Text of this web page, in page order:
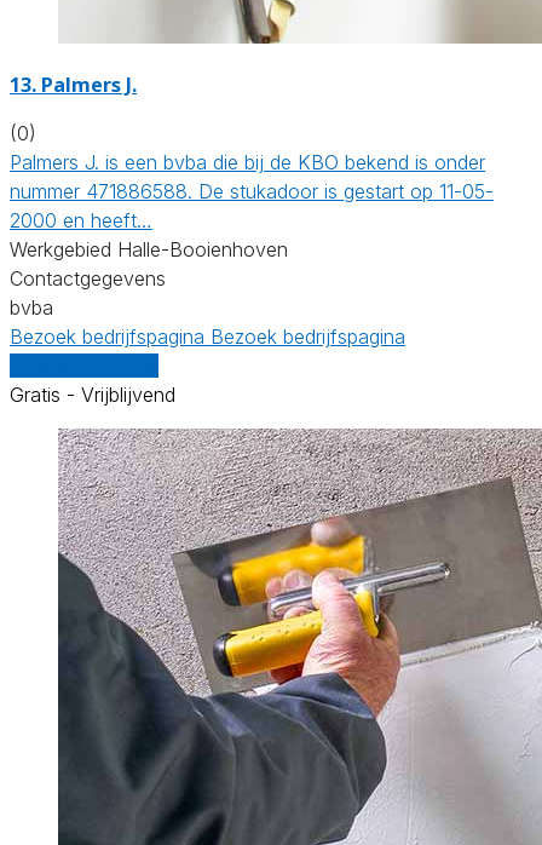
13. Palmers J.
(0)
Palmers J. is een bvba die bij de KBO bekend is onder
nummer 471886588. De stukadoor is gestart op 11-05-
2000 en heeft…
Werkgebied Halle-Booienhoven
Contactgegevens
bvba
Bezoek bedrijfspagina Bezoek bedrijfspagina
Gratis - Vrijblijvend